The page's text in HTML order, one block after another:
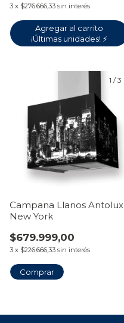
3 x $276.666,33 sin interés
1 /3
Campana Llanos Antolux
New York
$679.999,00
3 x $226.666,33 sin interés